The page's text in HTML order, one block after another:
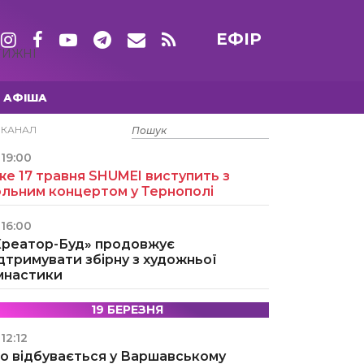
ЕФІР
АФІША
15 ТРАВНЯ
19:00
17 травня SHUMEI виступить з
концертом у Тернополі
16:00
Буд» продовжує
збірну з художньої
19 БЕРЕЗНЯ
12:12
відбувається у Варшавському